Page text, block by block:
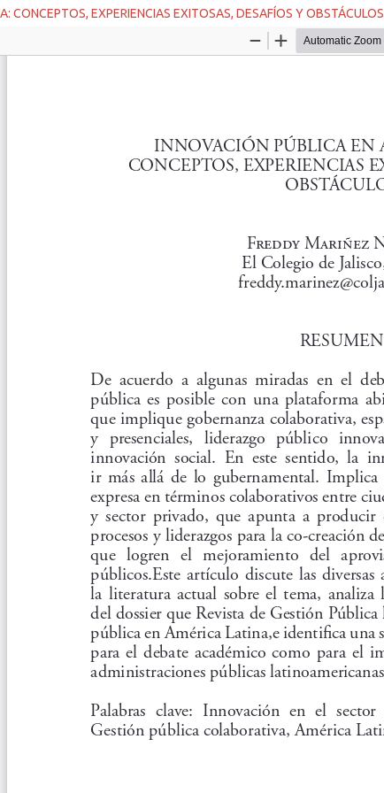
CONCEPTOS, EXPERIENCIAS EXITOSAS, DESAFÍOS Y OBSTÁCULOS